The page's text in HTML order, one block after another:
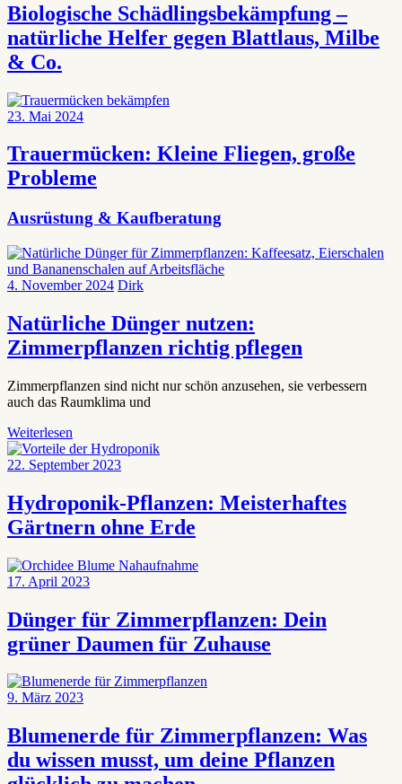
Biologische Schädlingsbekämpfung –
natürliche Helfer gegen Blattlaus, Milbe
& Co.
23. Mai 2024
Trauermücken: Kleine Fliegen, große
Probleme
Ausrüstung & Kaufberatung
4. November 2024 Dirk
Natürliche Dünger nutzen:
Zimmerpflanzen richtig pflegen
Zimmerpflanzen sind nicht nur schön anzusehen, sie verbessern
auch das Raumklima und
Weiterlesen
22. September 2023
Hydroponik-Pflanzen: Meisterhaftes
Gärtnern ohne Erde
17. April 2023
Dünger für Zimmerpflanzen: Dein
grüner Daumen für Zuhause
9. März 2023
Blumenerde für Zimmerpflanzen: Was
du wissen musst, um deine Pflanzen